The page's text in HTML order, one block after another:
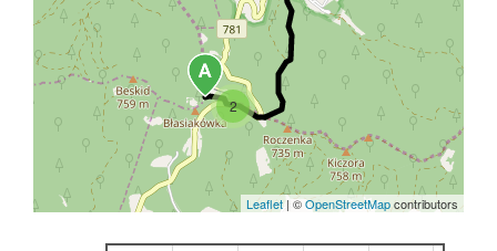
2
Leaflet |©OpenStreetMapcontributors